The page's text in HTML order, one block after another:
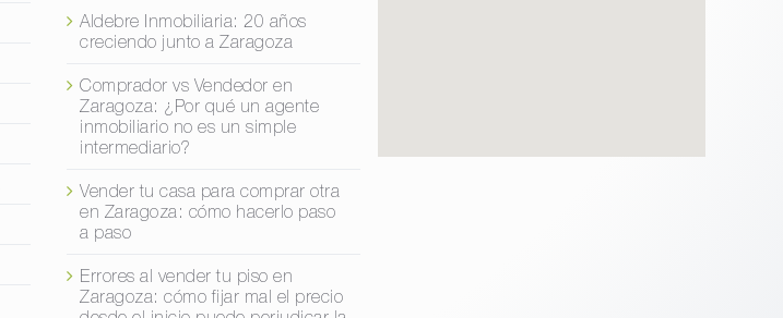
Aldebre Inmobiliaria: 20 años
creciendo junto a Zaragoza
Comprador vs Vendedor en
Zaragoza: ¿Por qué un agente
inmobiliario no es un simple
intermediario?
Vender tu casa para comprar otra
en Zaragoza: cómo hacerlo paso
a paso
Errores al vender tu piso en
Zaragoza: cómo fijar mal el precio